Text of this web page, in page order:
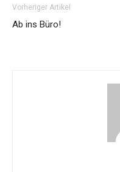
Vorheriger Artikel
Ab ins Büro!